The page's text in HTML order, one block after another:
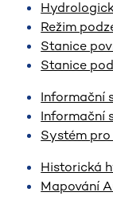
Režim
Stanice
Stanice
Informační
Informační
Systém
Historická
Mapování